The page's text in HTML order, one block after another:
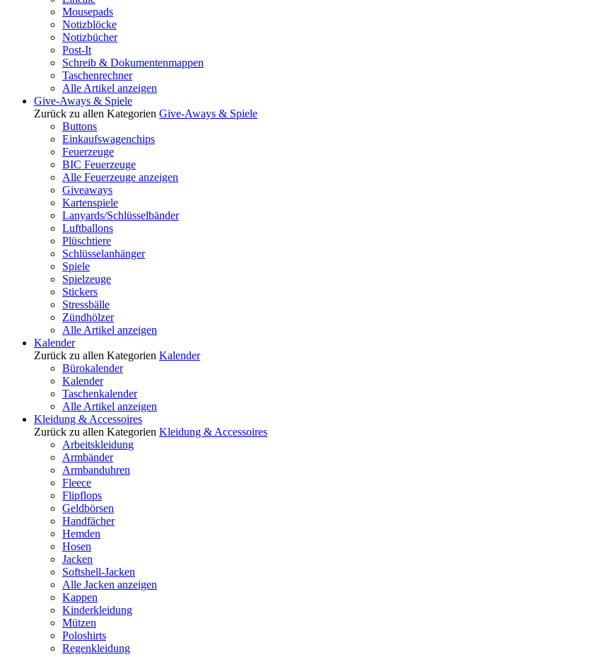
Mousepads
Notizblöcke
Notizbücher
Post-It
Schreib & Dokumentenmappen
Taschenrechner
Alle Artikel anzeigen
Give-Aways & Spiele
Zurück zu allen Kategorien Give-Aways & Spiele
Buttons
Einkaufswagenchips
Feuerzeuge
BIC Feuerzeuge
Alle Feuerzeuge anzeigen
Giveaways
Kartenspiele
Lanyards/Schlüsselbänder
Luftballons
Plüschtiere
Schlüsselanhänger
Spiele
Spielzeuge
Stickers
Stressbälle
Zündhölzer
Alle Artikel anzeigen
Kalender
Zurück zu allen Kategorien Kalender
Bürokalender
Kalender
Taschenkalender
Alle Artikel anzeigen
Kleidung & Accessoires
Zurück zu allen Kategorien Kleidung & Accessoires
Arbeitskleidung
Armbänder
Armbanduhren
Fleece
Flipflops
Geldbörsen
Handfächer
Hemden
Hosen
Jacken
Softshell-Jacken
Alle Jacken anzeigen
Kappen
Kinderkleidung
Mützen
Poloshirts
Regenkleidung